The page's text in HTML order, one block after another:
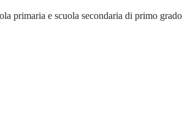
primaria e scuola secondaria di primo